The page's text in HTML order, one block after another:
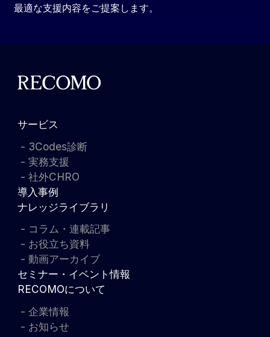
最適な支援内容をご提案します。
サービス
3Codes診断
実務支援
社外CHRO
導入事例
ナレッジライブラリ
コラム・連載記事
お役立ち資料
動画アーカイブ
セミナー・イベント情報
RECOMOについて
企業情報
お知らせ